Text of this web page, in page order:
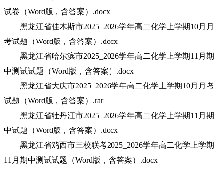
试卷（Word版，含答案）.docx
黑龙江省佳木斯市2025_2026学年高二化学上学期10月月
考试题（Word版，含答案）.docx
黑龙江省哈尔滨市2025_2026学年高二化学上学期11月期
中测试试题（Word版，含答案）.docx
黑龙江省大庆市2025_2026学年高二化学上学期10月月考
试题（Word版，含答案）.rar
黑龙江省牡丹江市2025_2026学年高二化学上学期11月期
中试题（Word版，含答案）.docx
黑龙江省鸡西市三校联考2025_2026学年高二化学上学期
11月期中测试试题（Word版，含答案）.docx